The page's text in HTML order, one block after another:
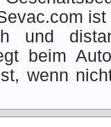
und
beim
wenn